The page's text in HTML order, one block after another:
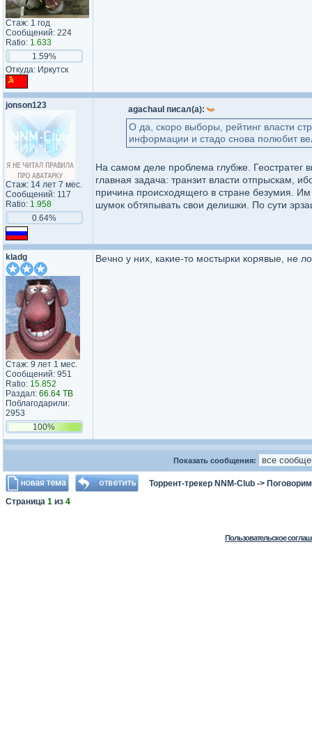
Стаж: 1 год
Сообщений: 224
Ratio: 1.633
1.59%
Откуда: Иркутск
jonson123
Стаж: 14 лет 7 мес.
Сообщений: 117
Ratio: 1.958
0.64%
agachaul писал(а):
О да, скоро выборы, рейтинг власти
информации и стадо снова полюбит
На самом деле проблема глубже. Геостратег
главная задача: транзит власти отпрыскам,
причина происходящего в стране безумия.
шумок обтяпывать свои делишки. По сути
kladg
Стаж: 9 лет 1 мес.
Сообщений: 951
Ratio: 15.852
Раздал: 66.64 TB
Поблагодарили:
2953
100%
Вечно у них, какие-то мостырки корявые, не
Показать сообщения:
Торрент-трекер NNM-Club -> Поговорим
Страница 1 из 4
Пользовательское